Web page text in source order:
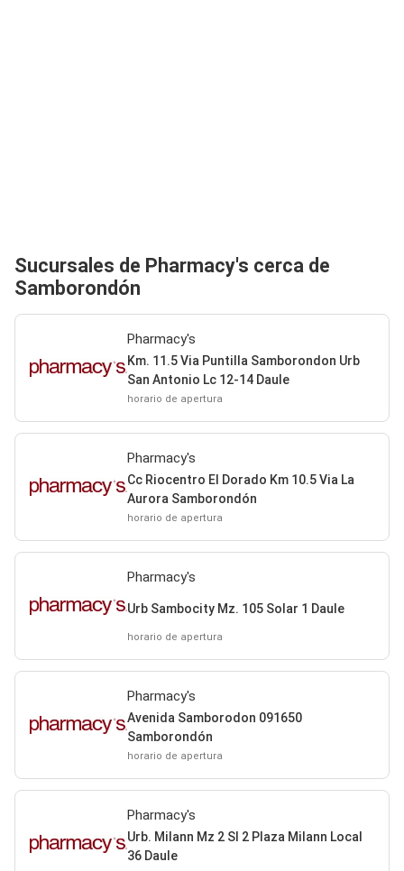
Sucursales de Pharmacy's cerca de
Samborondón
Pharmacy's
Km. 11.5 Via Puntilla Samborondon Urb
San Antonio Lc 12-14 Daule
horario de apertura
Pharmacy's
Cc Riocentro El Dorado Km 10.5 Via La
Aurora Samborondón
horario de apertura
Pharmacy's
Urb Sambocity Mz. 105 Solar 1 Daule
horario de apertura
Pharmacy's
Avenida Samborodon 091650
Samborondón
horario de apertura
Pharmacy's
Urb. Milann Mz 2 Sl 2 Plaza Milann Local
36 Daule